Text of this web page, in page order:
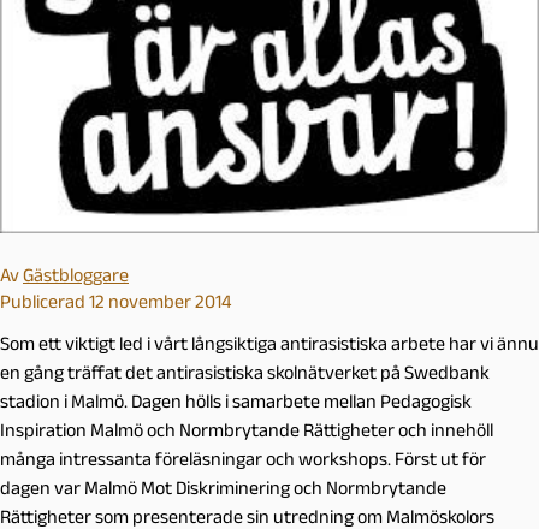
AvGästbloggare
Publicerad 12 november 2014
Som ett viktigt led i vårt långsiktiga antirasistiska arbete har vi ännu
en gång träffat det antirasistiska skolnätverket på Swedbank
stadion i Malmö. Dagen hölls i samarbete mellan Pedagogisk
Inspiration Malmö och Normbrytande Rättigheter och innehöll
många intressanta föreläsningar och workshops. Först ut för
dagen var Malmö Mot Diskriminering och Normbrytande
Rättigheter som presenterade sin utredning om Malmöskolors